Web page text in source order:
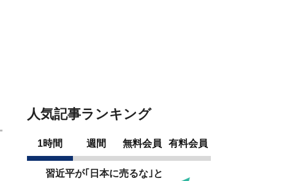
人気記事ランキング
1時間 週間 無料会員 有料会員
習近平が｢日本に売るな｣と